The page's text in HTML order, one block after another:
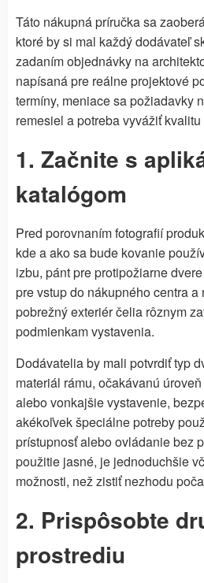
Táto nákupná príručka sa
ktoré by si mal každý dodávateľ
zadaním objednávky na
napísaná pre reálne projektové
termíny, meniace sa požiadavky
remesiel a potreba vyvážiť
1. Začnite s
katalógom
Pred porovnaním fotografií
kde a ako sa bude kovanie
izbu, pánt pre protipožiarne
pre vstup do nákupného centra
pobrežný exteriér čelia rôznym
podmienkam vystavenia.
Dodávatelia by mali potvrdiť typ
materiál rámu, očakávanú
alebo vonkajšie vystavenie,
akékoľvek špeciálne potreby
prístupnosť alebo ovládanie bez
použitie jasné, je jednoduchšie
možnosti, než zistiť nezhodu
2. Prispôsobte
prostrediu